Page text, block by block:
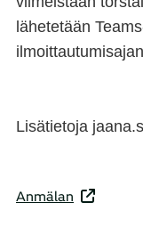
lähetetään
Lisätietoja
Anmälan